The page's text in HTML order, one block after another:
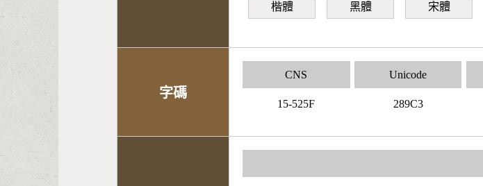
楷體 黑體 宋體
字碼
CNS
15-525F
Unicode
289C3